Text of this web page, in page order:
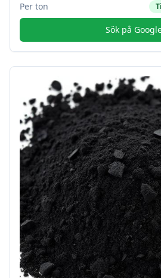
Per ton
Sök på